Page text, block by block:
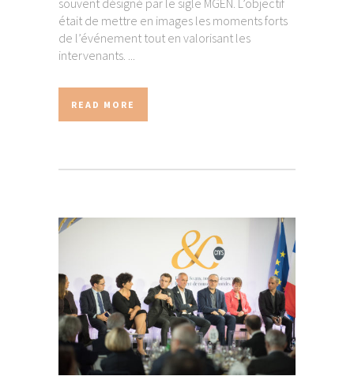
souvent désigné par le sigle MGEN. L’objectif
était de mettre en images les moments forts
de l’événement tout en valorisant les
intervenants. ...
READ MORE